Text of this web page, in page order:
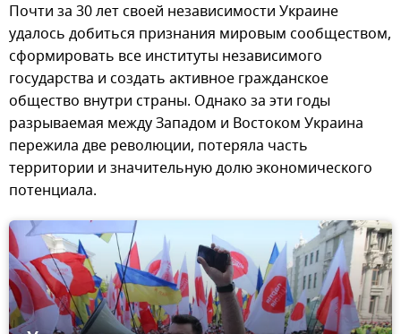
Почти за 30 лет своей независимости Украине
удалось добиться признания мировым сообществом,
сформировать все институты независимого
государства и создать активное гражданское
общество внутри страны. Однако за эти годы
разрываемая между Западом и Востоком Украина
пережила две революции, потеряла часть
территории и значительную долю экономического
потенциала.